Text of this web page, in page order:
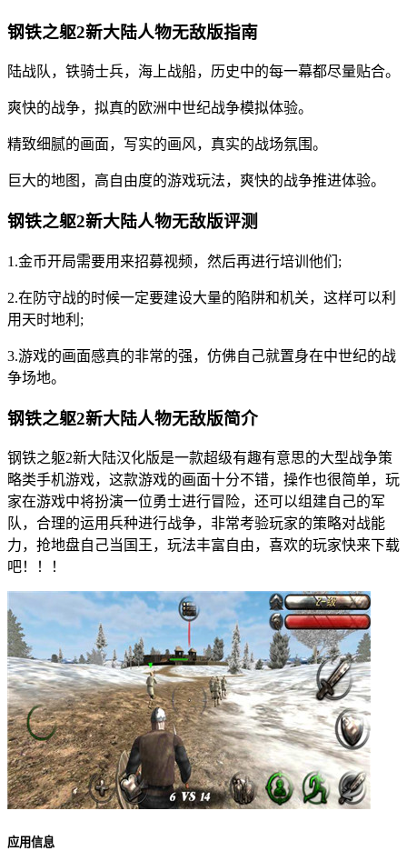
钢铁之躯2新大陆人物无敌版指南
陆战队，铁骑士兵，海上战船，历史中的每一幕都尽量贴合。
爽快的战争，拟真的欧洲中世纪战争模拟体验。
精致细腻的画面，写实的画风，真实的战场氛围。
巨大的地图，高自由度的游戏玩法，爽快的战争推进体验。
钢铁之躯2新大陆人物无敌版评测
1.金币开局需要用来招募视频，然后再进行培训他们;
2.在防守战的时候一定要建设大量的陷阱和机关，这样可以利
用天时地利;
3.游戏的画面感真的非常的强，仿佛自己就置身在中世纪的战
争场地。
钢铁之躯2新大陆人物无敌版简介
钢铁之躯2新大陆汉化版是一款超级有趣有意思的大型战争策
略类手机游戏，这款游戏的画面十分不错，操作也很简单，玩
家在游戏中将扮演一位勇士进行冒险，还可以组建自己的军
队，合理的运用兵种进行战争，非常考验玩家的策略对战能
力，抢地盘自己当国王，玩法丰富自由，喜欢的玩家快来下载
吧！！！
应用信息